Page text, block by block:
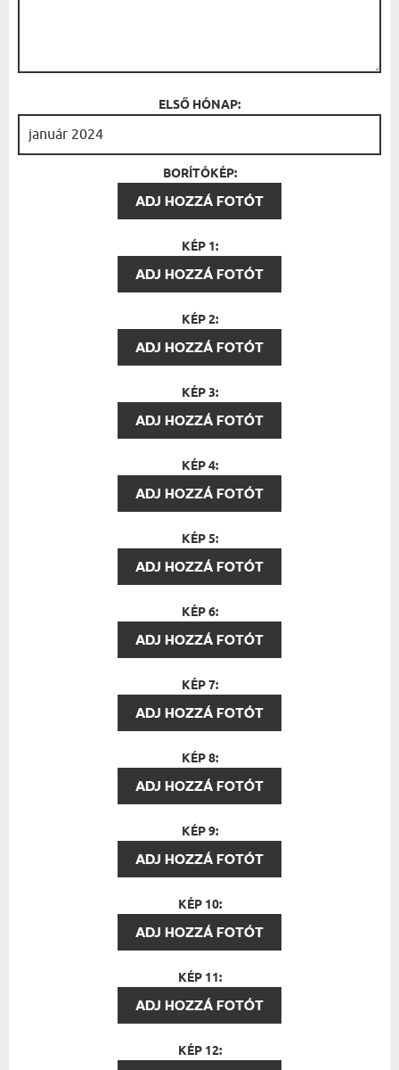
ELSŐ HÓNAP:
BORÍTÓKÉP:
ADJ HOZZÁ FOTÓT
KÉP 1:
ADJ HOZZÁ FOTÓT
KÉP 2:
ADJ HOZZÁ FOTÓT
KÉP 3:
ADJ HOZZÁ FOTÓT
KÉP 4:
ADJ HOZZÁ FOTÓT
KÉP 5:
ADJ HOZZÁ FOTÓT
KÉP 6:
ADJ HOZZÁ FOTÓT
KÉP 7:
ADJ HOZZÁ FOTÓT
KÉP 8:
ADJ HOZZÁ FOTÓT
KÉP 9:
ADJ HOZZÁ FOTÓT
KÉP 10:
ADJ HOZZÁ FOTÓT
KÉP 11:
ADJ HOZZÁ FOTÓT
KÉP 12: